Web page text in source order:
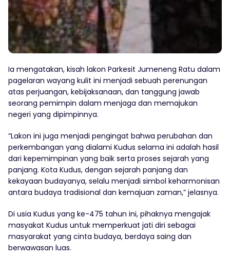
Ia mengatakan, kisah lakon Parkesit Jumeneng Ratu dalam
pagelaran wayang kulit ini menjadi sebuah perenungan
atas perjuangan, kebijaksanaan, dan tanggung jawab
seorang pemimpin dalam menjaga dan memajukan
negeri yang dipimpinnya.
”Lakon ini juga menjadi pengingat bahwa perubahan dan
perkembangan yang dialami Kudus selama ini adalah hasil
dari kepemimpinan yang baik serta proses sejarah yang
panjang. Kota Kudus, dengan sejarah panjang dan
kekayaan budayanya, selalu menjadi simbol keharmonisan
antara budaya tradisional dan kemajuan zaman,” jelasnya.
Di usia Kudus yang ke-475 tahun ini, pihaknya mengajak
masyakat Kudus untuk memperkuat jati diri sebagai
masyarakat yang cinta budaya, berdaya saing dan
berwawasan luas.